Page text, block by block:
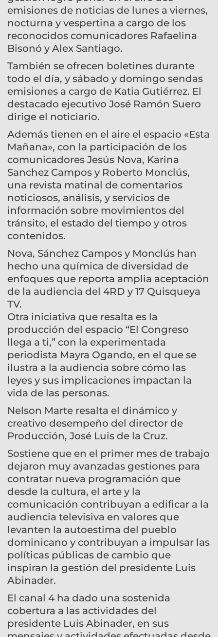
emisiones de noticias de lunes a viernes,
nocturna y vespertina a cargo de los
reconocidos comunicadores Rafaelina
Bisonó y Alex Santiago.
También se ofrecen boletines durante
todo el día, y sábado y domingo sendas
emisiones a cargo de Katia Gutiérrez. El
destacado ejecutivo José Ramón Suero
dirige el noticiario.
Además tienen en el aire el espacio «Esta
Mañana», con la participación de los
comunicadores Jesús Nova, Karina
Sanchez Campos y Roberto Monclús,
una revista matinal de comentarios
noticiosos, análisis, y servicios de
información sobre movimientos del
tránsito, el estado del tiempo y otros
contenidos.
Nova, Sánchez Campos y Monclús han
hecho una química de diversidad de
enfoques que reporta amplia aceptación
de la audiencia del 4RD y 17 Quisqueya
TV.
Otra iniciativa que resalta es la
producción del espacio “El Congreso
llega a ti,” con la experimentada
periodista Mayra Ogando, en el que se
ilustra a la audiencia sobre cómo las
leyes y sus implicaciones impactan la
vida de las personas.
Nelson Marte resalta el dinámico y
creativo desempeño del director de
Producción, José Luis de la Cruz.
Sostiene que en el primer mes de trabajo
dejaron muy avanzadas gestiones para
contratar nueva programación que
desde la cultura, el arte y la
comunicación contribuyan a edificar a la
audiencia televisiva en valores que
levanten la autoestima del pueblo
dominicano y contribuyan a impulsar las
políticas públicas de cambio que
inspiran la gestión del presidente Luis
Abinader.
El canal 4 ha dado una sostenida
cobertura a las actividades del
presidente Luis Abinader, en sus